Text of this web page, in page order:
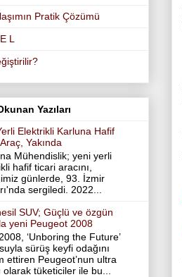
Pratik Çözümü
L
Yazıları
Elektrikli Karluna Hafif
Yakında
Mühendislik; yeni yerli
hafif ticari aracını,
günlerde, 93. İzmir
sergiledi. 2022...
SUV; Güçlü ve özgün
yeni Peugeot 2008
‘Unboring the Future’
sürüş keyfi odağını
ettiren Peugeot’nun ultra
tüketiciler ile bu...